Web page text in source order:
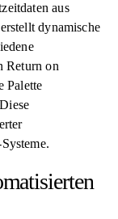
aus
dynamische
Return on
Palette